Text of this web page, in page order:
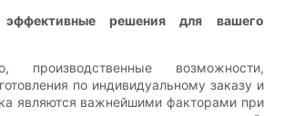
эффективные решения для вашего
производственные возможности,
по индивидуальному заказу и
являются важнейшими факторами при